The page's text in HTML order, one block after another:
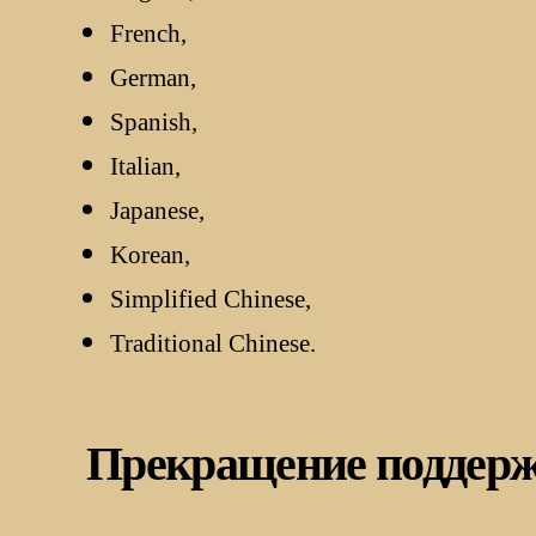
French,
German,
Spanish,
Italian,
Japanese,
Korean,
Simplified Chinese,
Traditional Chinese.
Прекращение